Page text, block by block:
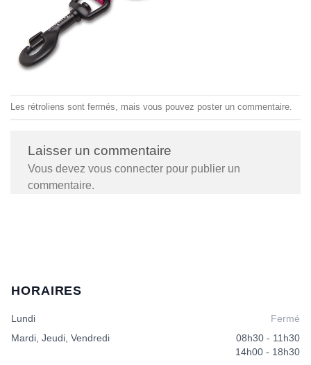
Les rétroliens sont fermés, mais vous pouvez poster un commentaire.
Laisser un commentaire
Vous devez vous connecter pour publier un
commentaire.
HORAIRES
Lundi
Fermé
Mardi, Jeudi, Vendredi
08h30 - 11h30
14h00 - 18h30